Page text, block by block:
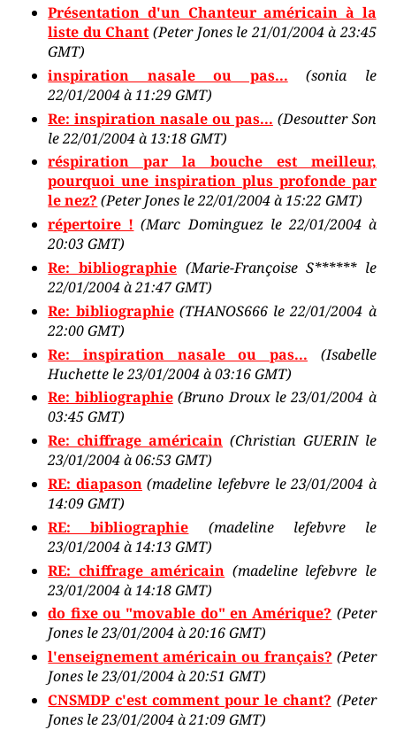
Présentation d'un Chanteur américain à la
liste du Chant (Peter Jones le 21/01/2004 à 23:45
GMT)
inspiration nasale ou pas...
(sonia le
22/01/2004 à 11:29 GMT)
Re: inspiration nasale ou pas... (Desoutter Son
le 22/01/2004 à 13:18 GMT)
réspiration par la bouche est meilleur,
pourquoi une inspiration plus profonde par
le nez? (Peter Jones le 22/01/2004 à 15:22 GMT)
répertoire ! (Marc Dominguez le 22/01/2004 à
20:03 GMT)
Re: bibliographie (Marie-Françoise S****** le
22/01/2004 à 21:47 GMT)
Re: bibliographie (THANOS666 le 22/01/2004 à
22:00 GMT)
Re: inspiration nasale ou pas...
(Isabelle
Huchette le 23/01/2004 à 03:16 GMT)
Re: bibliographie (Bruno Droux le 23/01/2004 à
03:45 GMT)
Re: chiffrage américain (Christian GUERIN le
23/01/2004 à 06:53 GMT)
RE: diapason (madeline lefebvre le 23/01/2004 à
14:09 GMT)
RE: bibliographie
(madeline lefebvre le
23/01/2004 à 14:13 GMT)
RE: chiffrage américain (madeline lefebvre le
23/01/2004 à 14:18 GMT)
do fixe ou "movable do" en Amérique? (Peter
Jones le 23/01/2004 à 20:16 GMT)
l'enseignement américain ou français? (Peter
Jones le 23/01/2004 à 20:51 GMT)
CNSMDP c'est comment pour le chant? (Peter
Jones le 23/01/2004 à 21:09 GMT)